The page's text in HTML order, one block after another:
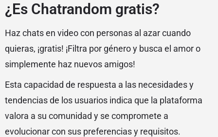
¿Es Chatrandom gratis?
Haz chats en video con personas al azar cuando
quieras, ¡gratis! ¡Filtra por género y busca el amor o
simplemente haz nuevos amigos!
Esta capacidad de respuesta a las necesidades y
tendencias de los usuarios indica que la plataforma
valora a su comunidad y se compromete a
evolucionar con sus preferencias y requisitos.